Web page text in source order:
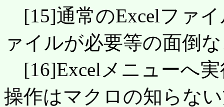
[15]通常のExcelファ
ァイルが必要等の面倒
[16]Excelメニューへ
操作はマクロの知らな